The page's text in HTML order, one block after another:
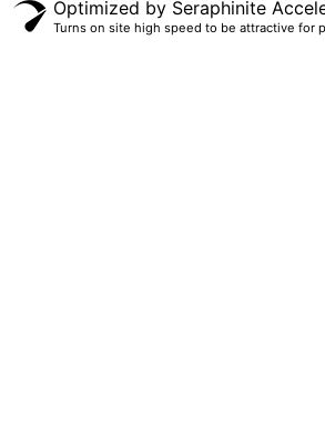
Optimized by Seraphinite
Turns on site high speed to be attractive for